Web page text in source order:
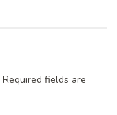
Required fields are